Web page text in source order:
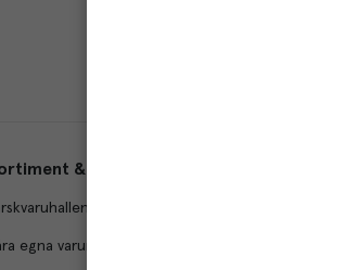
& tjänster
egna varumärken